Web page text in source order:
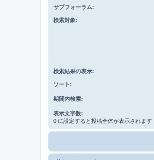
サブフォーラム:
検索対象:
検索結果の表示:
ソート:
期間内検索:
表示文字数:
0 に設定すると投稿全体が表示されます